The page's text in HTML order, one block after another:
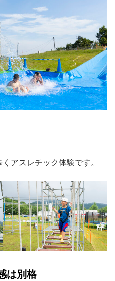
アスレチック体験です。
は別格